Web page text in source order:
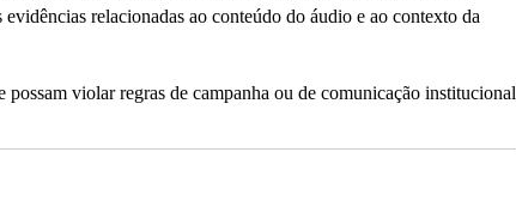
relacionadas ao conteúdo do áudio e ao contexto da
violar regras de campanha ou de comunicação institucional